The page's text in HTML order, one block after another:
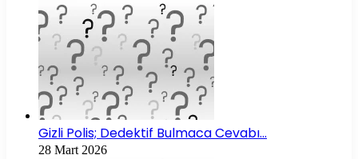
Gizli Polis; Dedektif Bulmaca Cevabı…
28 Mart 2026